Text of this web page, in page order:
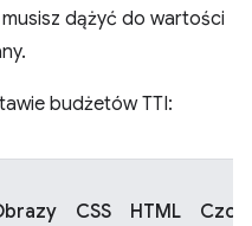
dążyć do wartości
budżetów TTI:
CSS HTML